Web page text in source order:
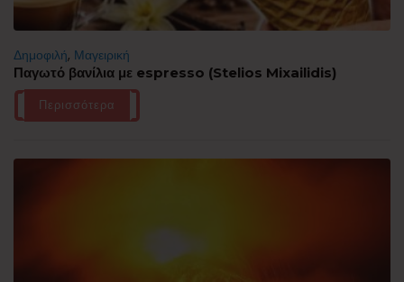
Δημοφιλή, Μαγειρική
Παγωτό βανίλια με espresso (Stelios Mixailidis)
Περισσότερα